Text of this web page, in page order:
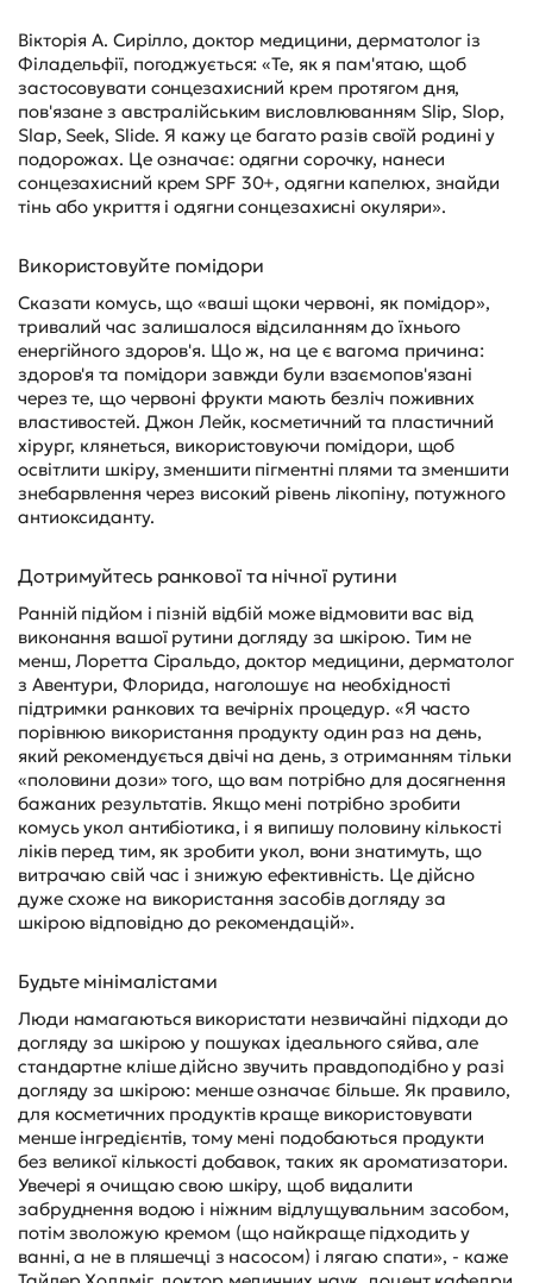
Вікторія А. Сирілло, доктор медицини, дерматолог із
Філадельфії, погоджується: «Те, як я пам'ятаю, щоб
застосовувати сонцезахисний крем протягом дня,
пов'язане з австралійським висловлюванням Slip, Slop,
Slap, Seek, Slide. Я кажу це багато разів своїй родині у
подорожах. Це означає: одягни сорочку, нанеси
сонцезахисний крем SPF 30+, одягни капелюх, знайди
тінь або укриття і одягни сонцезахисні окуляри».
Використовуйте помідори
Сказати комусь, що «ваші щоки червоні, як помідор»,
тривалий час залишалося відсиланням до їхнього
енергійного здоров'я. Що ж, на це є вагома причина:
здоров'я та помідори завжди були взаємопов'язані
через те, що червоні фрукти мають безліч поживних
властивостей. Джон Лейк, косметичний та пластичний
хірург, клянеться, використовуючи помідори, щоб
освітлити шкіру, зменшити пігментні плями та зменшити
знебарвлення через високий рівень лікопіну, потужного
антиоксиданту.
Дотримуйтесь ранкової та нічної рутини
Ранній підйом і пізній відбій може відмовити вас від
виконання вашої рутини догляду за шкірою. Тим не
менш, Лоретта Сіральдо, доктор медицини, дерматолог
з Авентури, Флорида, наголошує на необхідності
підтримки ранкових та вечірніх процедур. «Я часто
порівнюю використання продукту один раз на день,
який рекомендується двічі на день, з отриманням тільки
«половини дози» того, що вам потрібно для досягнення
бажаних результатів. Якщо мені потрібно зробити
комусь укол антибіотика, і я випишу половину кількості
ліків перед тим, як зробити укол, вони знатимуть, що
витрачаю свій час і знижую ефективність. Це дійсно
дуже схоже на використання засобів догляду за
шкірою відповідно до рекомендацій».
Будьте мінімалістами
Люди намагаються використати незвичайні підходи до
догляду за шкірою у пошуках ідеального сяйва, але
стандартне кліше дійсно звучить правдоподібно у разі
догляду за шкірою: менше означає більше. Як правило,
для косметичних продуктів краще використовувати
менше інгредієнтів, тому мені подобаються продукти
без великої кількості добавок, таких як ароматизатори.
Увечері я очищаю свою шкіру, щоб видалити
забруднення водою і ніжним відлущувальним засобом,
потім зволожую кремом (що найкраще підходить у
ванні, а не в пляшечці з насосом) і лягаю спати», - каже